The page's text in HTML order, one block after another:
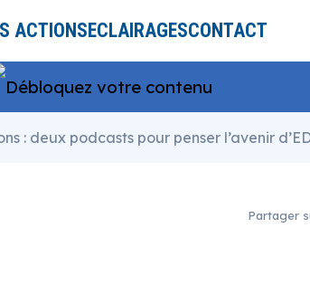
ACTIONSECLAIRAGESCONTACT
: deux podcasts pour penser l’avenir
Partager